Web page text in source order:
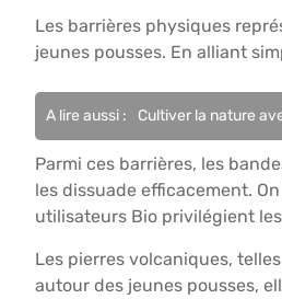
Les barrières physiques
jeunes pousses. En alliant
A lire aussi : Cultiver la nature
Parmi ces barrières, les
les dissuade efficacement.
utilisateurs Bio privilégient
Les pierres volcaniques,
autour des jeunes pousses,